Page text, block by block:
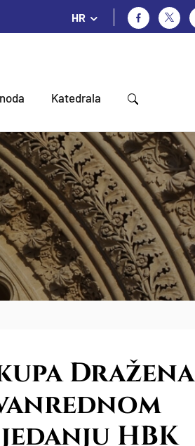
HR
Katedrala
Dražena
HBK